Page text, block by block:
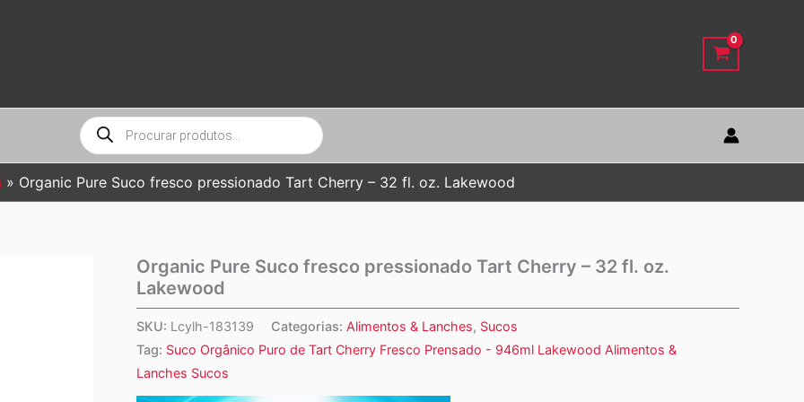
Pesquisar
produtos
Organic Pure Suco fresco pressionado Tart Cherry – 32 fl. oz. Lakewood
Organic Pure Suco fresco pressionado Tart Cherry – 32 fl. oz.
Lakewood
SKU: Lcylh-183139 Categorias: Alimentos & Lanches, Sucos
Tag: Suco Orgânico Puro de Tart Cherry Fresco Prensado - 946ml Lakewood Alimentos &
Lanches Sucos